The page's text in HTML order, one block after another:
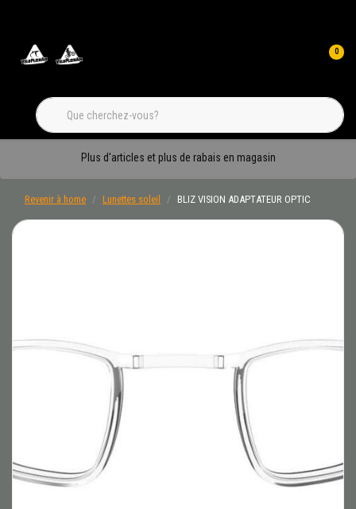
0
Plus d'articles et plus de rabais en magasin
Revenir à home Lunettes soleil BLIZ VISION ADAPTATEUR OPTIC